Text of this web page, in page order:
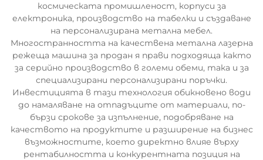
космическата промишленост, корпуси за
електроника, производство на табелки и създаване
на персонализирана метална мебел.
Многостранността на качествена метална лазерна
режеща машина за продан я прави подходяща както
за серийно производство в големи обеми, така и за
специализирани персонализирани поръчки.
Инвестицията в тази технология обикновено води
до намаляване на отпадъците от материали, по-
бързи срокове за изпълнение, подобряване на
качеството на продуктите и разширение на бизнес
възможностите, което директно влияе върху
рентабилността и конкурентната позиция на